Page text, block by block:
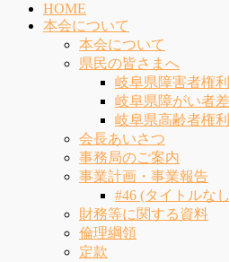
HOME
本会について
本会について
県民の皆さまへ
岐阜県障害者権
岐阜県障がい者
岐阜県高齢者権
会長あいさつ
事務局のご案内
事業計画・事業報告
#46 (タイトルな
財務等に関する資料
倫理綱領
定款